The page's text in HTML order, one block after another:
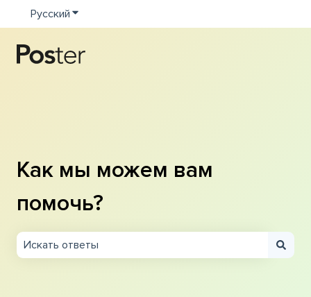
Русский Показать подменю для переводов
Как мы можем вам
помочь?